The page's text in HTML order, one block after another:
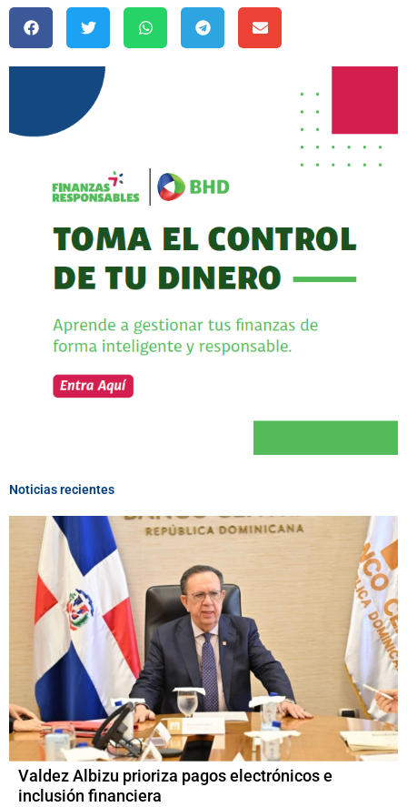
Noticias recientes
Valdez Albizu prioriza pagos electrónicos e
inclusión financiera